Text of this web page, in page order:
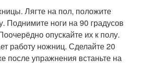
Лягте на пол, положите
Поднимите ноги на 90 градусов
опускайте их к полу.
работу ножниц. Сделайте 20
после упражнения встаньте на